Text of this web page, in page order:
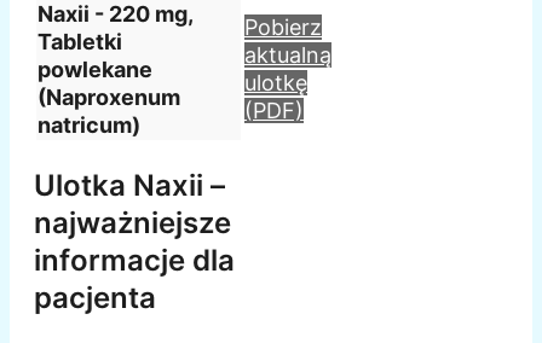
Naxii - 220 mg,
Tabletki
powlekane
(Naproxenum
natricum)
Pobierz
aktualną
ulotkę
(PDF)
Ulotka Naxii –
najważniejsze
informacje dla
pacjenta